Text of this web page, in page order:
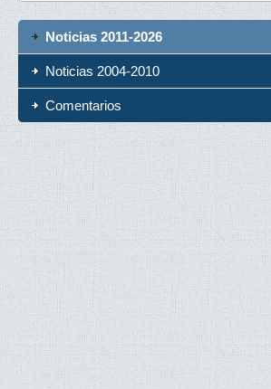
Noticias 2011-2026
Noticias 2004-2010
Comentarios